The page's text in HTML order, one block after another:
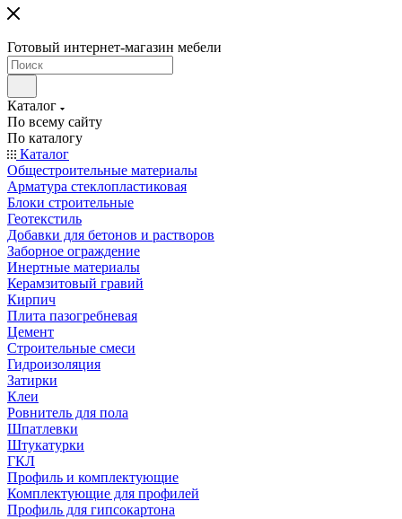
Готовый интернет-магазин мебели
Каталог
По всему сайту
По каталогу
Каталог
Общестроительные материалы
Арматура стеклопластиковая
Блоки строительные
Геотекстиль
Добавки для бетонов и растворов
Заборное ограждение
Инертные материалы
Керамзитовый гравий
Кирпич
Плита пазогребневая
Цемент
Строительные смеси
Гидроизоляция
Затирки
Клеи
Ровнитель для пола
Шпатлевки
Штукатурки
ГКЛ
Профиль и комплектующие
Комплектующие для профилей
Профиль для гипсокартона